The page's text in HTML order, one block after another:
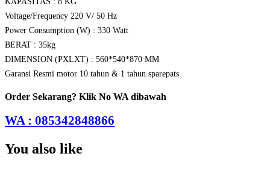
Voltage/Frequency 220 V/ 50 Hz
Power Consumption (W) : 330 Watt
BERAT : 35kg
DIMENSION (PXLXT) : 560*540*870 MM
Garansi Resmi motor 10 tahun & 1 tahun sparepats
Order Sekarang? Klik No WA dibawah
WA : 085342848866
You also like